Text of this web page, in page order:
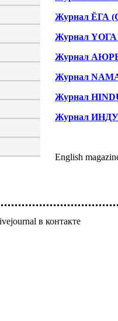
Журнал ЁГА
Журнал YОГА
Журнал
Журнал
Журнал
Журнал
English
в контакте